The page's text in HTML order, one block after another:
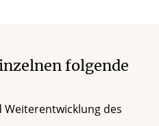
folgende
Weiterentwicklung des